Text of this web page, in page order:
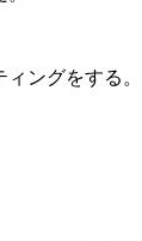
ングをする。